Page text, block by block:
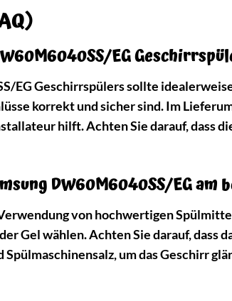
EG
EG Geschirrspülers sollte
korrekt und sicher sind. Im
hilft. Achten Sie darauf, dass
DW60M6040SS/EG am
von hochwertigen
Gel wählen. Achten Sie darauf,
um das Geschirr